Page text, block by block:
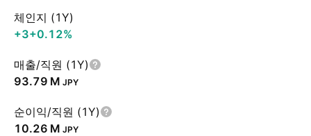
체인지 (1Y)
+3+0.12%
매출/직원 (1Y)
‪93.79 M‬ JPY
순이익/직원 (1Y)
‪10.26 M‬ JPY